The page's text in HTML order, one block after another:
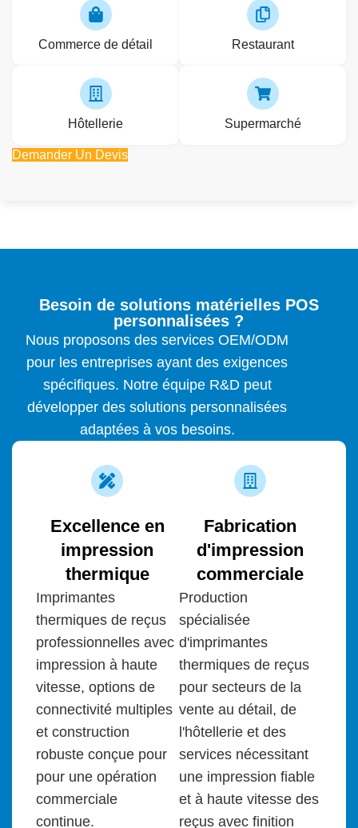
Commerce de détail Restaurant
Hôtellerie Supermarché
Demander Un Devis
Besoin de solutions matérielles POS
personnalisées ?
Nous proposons des services OEM/ODM
pour les entreprises ayant des exigences
spécifiques. Notre équipe R&D peut
développer des solutions personnalisées
adaptées à vos besoins.
Excellence en
impression
thermique
Imprimantes
thermiques de reçus
professionnelles avec
impression à haute
vitesse, options de
connectivité multiples
et construction
robuste conçue pour
pour une opération
commerciale
continue.
Fabrication
d'impression
commerciale
Production
spécialisée
d'imprimantes
thermiques de reçus
poursecteurs de la
vente au détail, de
l'hôtellerie et des
services nécessitant
une impression fiable
et à haute vitesse des
reçus avecfinition